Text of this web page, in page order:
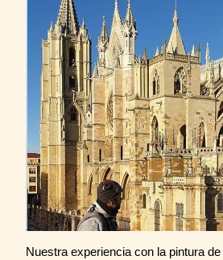
Nuestra experiencia con la pintura